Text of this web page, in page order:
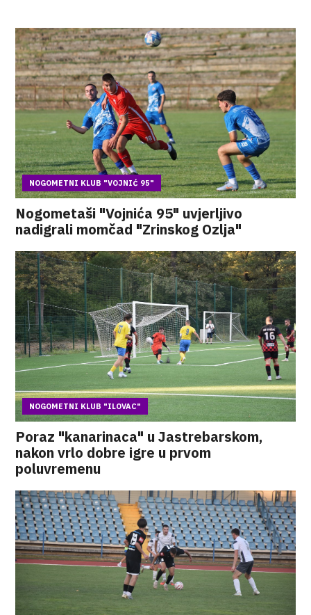
NOGOMETNI KLUB "VOJNIĆ 95"
Nogometaši "Vojnića 95" uvjerljivo
nadigrali momčad "Zrinskog Ozlja"
NOGOMETNI KLUB "ILOVAC"
Poraz "kanarinaca" u Jastrebarskom,
nakon vrlo dobre igre u prvom
poluvremenu